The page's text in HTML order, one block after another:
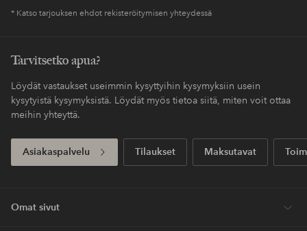
Maksa myöhemmin
Express
Saat pakettisi tavallista nopeammalla
toimituksella
Ensiostoksesi? Saat kalleimmasta tuotteesta –
Uutuuksia viikoittain, eksklusiivisia tarjouksia ja suuri annos tyyli-